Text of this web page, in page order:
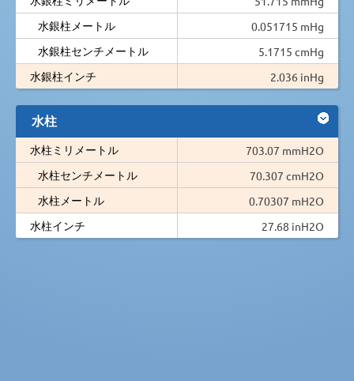
水銀柱メートル
0.051715 mHg
水銀柱センチメートル
5.1715 cmHg
水銀柱インチ
2.036 inHg
水柱
水柱ミリメートル
703.07 mmH2O
水柱センチメートル
70.307 cmH2O
水柱メートル
0.70307 mH2O
水柱インチ
27.68 inH2O